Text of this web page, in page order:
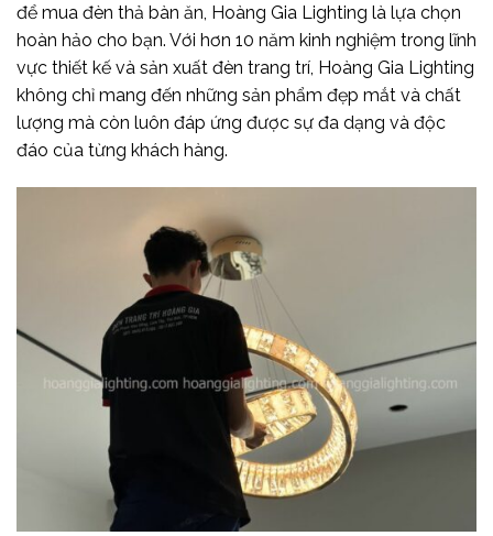
để mua đèn thả bàn ăn, Hoàng Gia Lighting là lựa chọn
hoàn hảo cho bạn. Với hơn 10 năm kinh nghiệm trong lĩnh
vực thiết kế và sản xuất đèn trang trí, Hoàng Gia Lighting
không chỉ mang đến những sản phẩm đẹp mắt và chất
lượng mà còn luôn đáp ứng được sự đa dạng và độc
đáo của từng khách hàng.